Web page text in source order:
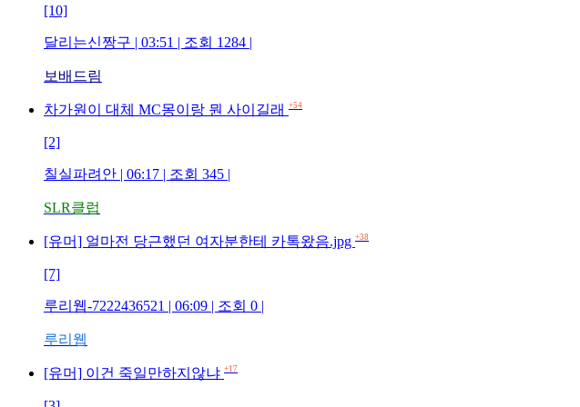
[10]
달리는신짱구 | 03:51 | 조회 1284 |
보배드림
차가원이 대체 MC몽이랑 뭔 사이길래 +54
[2]
칠실파려안 | 06:17 | 조회 345 |
SLR클럽
[유머] 얼마전 당근했던 여자분한테 카톡왔음.jpg +38
[7]
루리웹-7222436521 | 06:09 | 조회 0 |
루리웹
[유머] 이건 죽일만하지않냐 +17